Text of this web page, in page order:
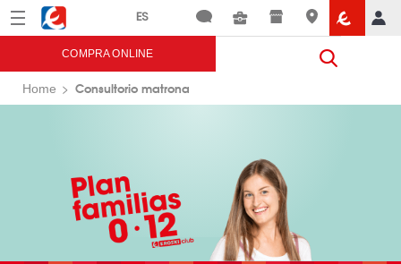
Menú Eroski
COMPRA ONLINE
Home Consultorio matrona